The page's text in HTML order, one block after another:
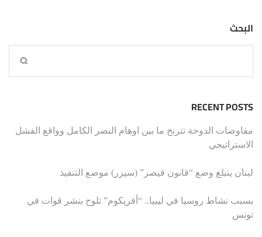
البحث
RECENT POSTS
مفاوضات الدوحة تترنح ما بين اوهام النصر الكامل وواقع الفشل
الاستراتيجي
لبنان يتبلغ وضع “قانون قيصر” (سيزر) موضع التنفيذ
بسبب نشاط روسيا في ليبيا.. “أفريكوم” تلوح بنشر قوات في
تونس